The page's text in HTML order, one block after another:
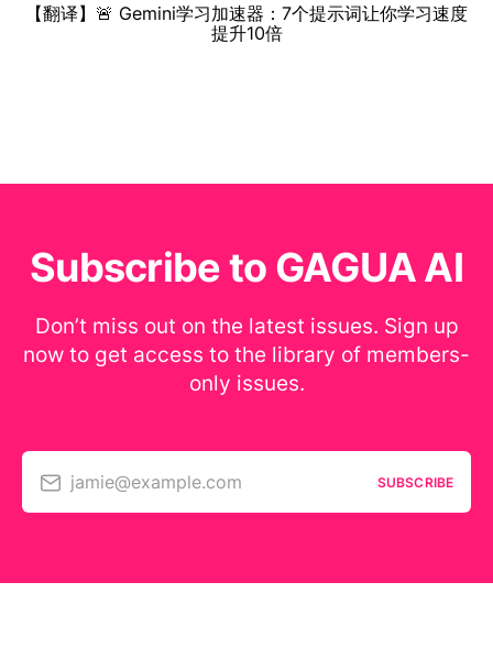
【翻译】🚨 Gemini学习加速器：7个提示词让你学习速度
提升10倍
Subscribe to GAGUA AI
Don’t miss out on the latest issues. Sign up
now to get access to the library of members-
only issues.
jamie@example.com SUBSCRIBE